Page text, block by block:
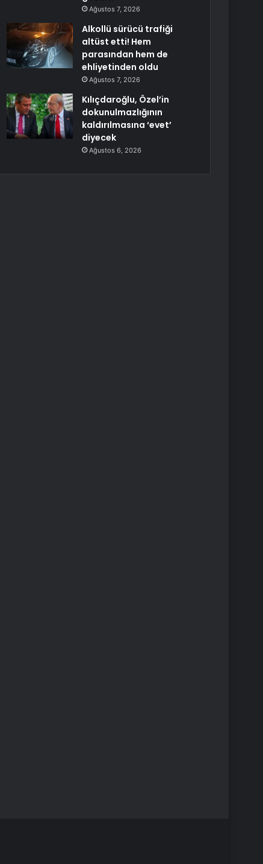
Ağustos 7, 2026
Alkollü sürücü trafiği
altüst etti! Hem
parasından hem de
ehliyetinden oldu
Ağustos 7, 2026
Kılıçdaroğlu, Özel’in
dokunulmazlığının
kaldırılmasına ‘evet’
diyecek
Ağustos 6, 2026